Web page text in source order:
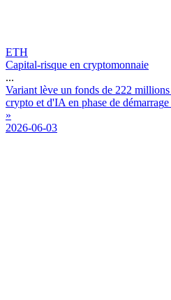
ETH
Capital-risque en cryptomonnaie
...
Variant lève un fonds de 222 millions
crypto et d'IA en phase de démarrage
»
2026-06-03